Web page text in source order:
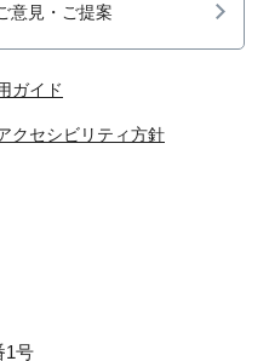
意見・ご提案
ガイド
クセシビリティ方針
1号